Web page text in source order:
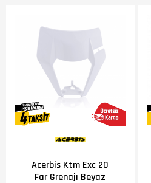
Acerbis Ktm Exc 20
Far Grenajı Beyaz